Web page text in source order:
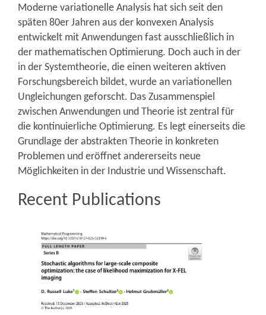
Moderne variationelle Analysis hat sich seit den
späten 80er Jahren aus der konvexen Analysis
entwickelt mit Anwendungen fast ausschließlich in
der mathematischen Optimierung. Doch auch in der
in der Systemtheorie, die einen weiteren aktiven
Forschungsbereich bildet, wurde an variationellen
Ungleichungen geforscht. Das Zusammenspiel
zwischen Anwendungen und Theorie ist zentral für
die kontinuierliche Optimierung. Es legt einerseits die
Grundlage der abstrakten Theorie in konkreten
Problemen und eröffnet andererseits neue
Möglichkeiten in der Industrie und Wissenschaft.
Recent Publications